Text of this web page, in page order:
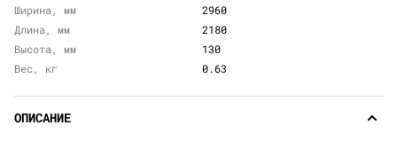
Ширина, мм
2960
Длина, мм
2180
Высота, мм
130
Вес, кг
0.63
ОПИСАНИЕ